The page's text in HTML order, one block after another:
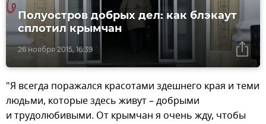
26 ноября 2015, 16:39
Полуостров добрых дел: как блэкаут
сплотил крымчан
"Я всегда поражался красотами здешнего края и теми
людьми, которые здесь живут – добрыми
и трудолюбивыми. От крымчан я очень жду, чтобы